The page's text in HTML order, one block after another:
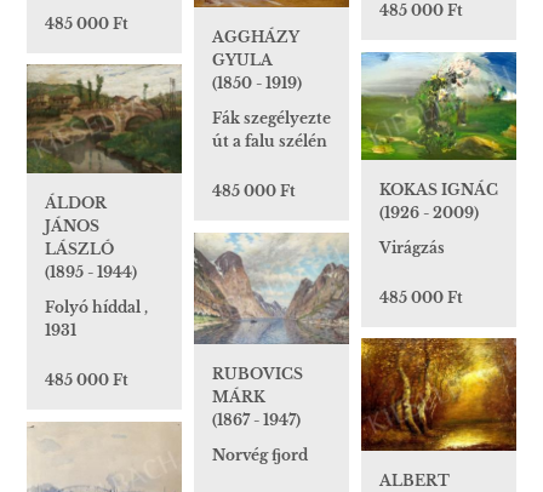
485 000 Ft
485 000 Ft
AGGHÁZY
GYULA
(1850 - 1919)
Fák szegélyezte
út a falu szélén
485 000 Ft
KOKAS IGNÁC
(1926 - 2009)
Virágzás
485 000 Ft
ÁLDOR
JÁNOS
LÁSZLÓ
(1895 - 1944)
Folyó híddal ,
1931
485 000 Ft
RUBOVICS
MÁRK
(1867 - 1947)
Norvég fjord
ALBERT